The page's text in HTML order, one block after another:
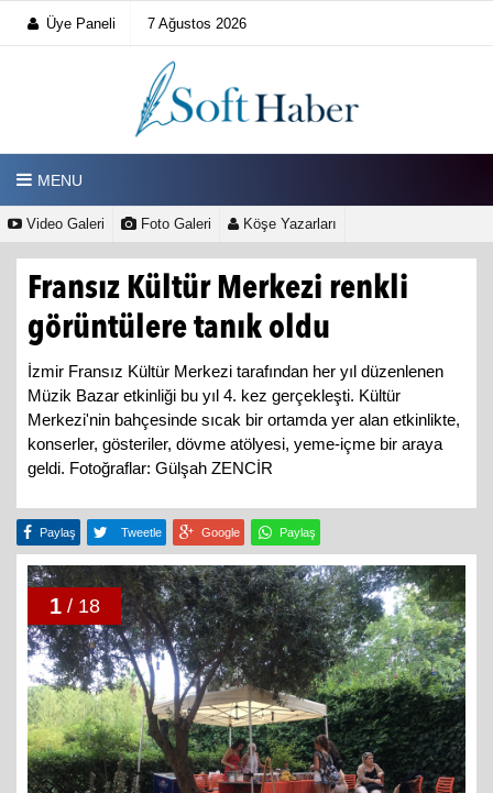
Üye Paneli 7 Ağustos 2026
MENU
Video Galeri Foto Galeri Köşe Yazarları
Fransız Kültür Merkezi renkli
görüntülere tanık oldu
İzmir Fransız Kültür Merkezi tarafından her yıl düzenlenen
Müzik Bazar etkinliği bu yıl 4. kez gerçekleşti. Kültür
Merkezi'nin bahçesinde sıcak bir ortamda yer alan etkinlikte,
konserler, gösteriler, dövme atölyesi, yeme-içme bir araya
geldi. Fotoğraflar: Gülşah ZENCİR
Paylaş Tweetle Google Paylaş
1 / 18